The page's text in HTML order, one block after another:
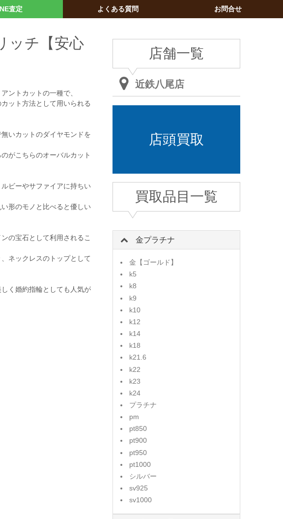
査定 よくある質問 お問合せ
ッチ【安心
ントカットの一種で、
ット方法として用いられる
いカットのダイヤモンドを
がこちらのオーバルカット
ビーやサファイアに持ちい
形のモノと比べると優しい
の宝石として利用されるこ
ネックレスのトップとして
く婚約指輪としても人気が
店舗一覧
近鉄八尾店
店頭買取
買取品目一覧
金プラチナ
金【ゴールド】
k5
k8
k9
k10
k12
k14
k18
k21.6
k22
k23
k24
プラチナ
pm
pt850
pt900
pt950
pt1000
シルバー
sv925
sv1000